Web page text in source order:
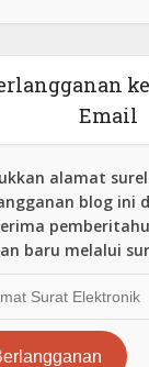
Email
alamat
blog ini
baru melalui